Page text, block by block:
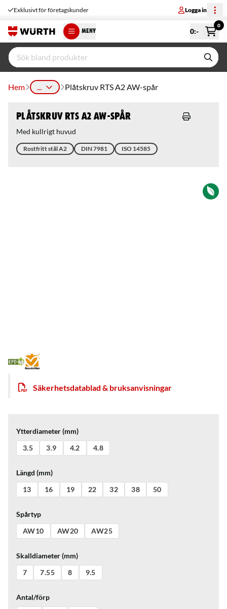
Exklusivt för företagskunder Logga in
MENY 0:-
0
Hem ... Plåtskruv RTS A2 AW-spår
Plåtskruv RTS A2 AW-spår
Med kullrigt huvud
Rostfritt stål A2 DIN 7981 ISO 14585
Säkerhetsdatablad & bruksanvisningar
Ytterdiameter (mm)
3.5
3.9 4.2 4.8
Längd (mm)
13
16 19 22 32 38 50
Spårtyp
AW10
AW20 AW25
Skalldiameter (mm)
7
7.55 8 9.5
Antal/förp